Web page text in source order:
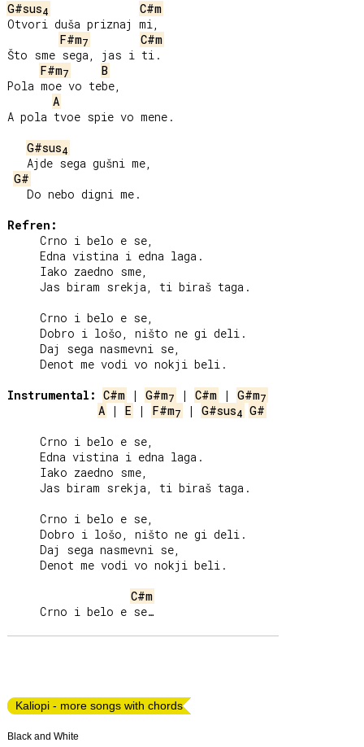
G#sus4
C#m
Otvori duša priznaj mi,
F#m7
C#m
Što sme sega, jas i ti.
F#m7
B
Pola moe vo tebe,
A
A pola tvoe spie vo mene.
G#sus4
G#
Refren:
Instrumental: C#m | G#m7 | C#m | G#m7
A | E | F#m7 | G#sus4 G#
C#m
Kaliopi - more songs with chords
Black and White